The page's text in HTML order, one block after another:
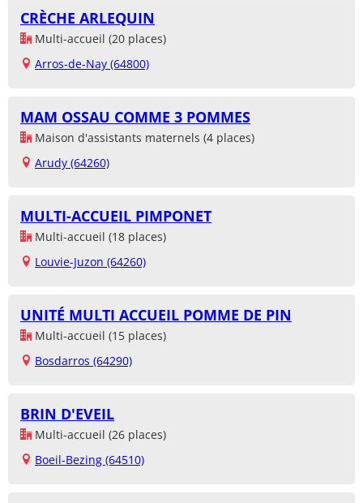
CRÈCHE ARLEQUIN
Multi-accueil (20 places)
Arros-de-Nay (64800)
MAM OSSAU COMME 3 POMMES
Maison d'assistants maternels (4 places)
Arudy (64260)
MULTI-ACCUEIL PIMPONET
Multi-accueil (18 places)
Louvie-Juzon (64260)
UNITÉ MULTI ACCUEIL POMME DE PIN
Multi-accueil (15 places)
Bosdarros (64290)
BRIN D'EVEIL
Multi-accueil (26 places)
Boeil-Bezing (64510)